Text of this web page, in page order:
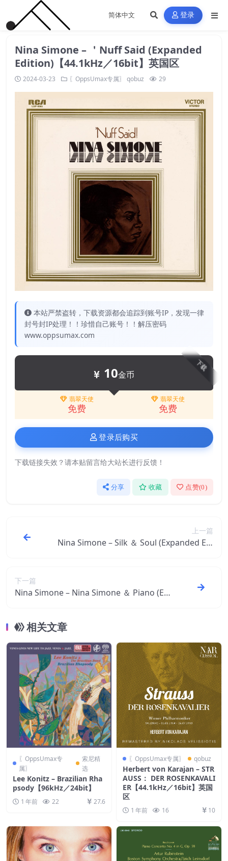
登录
Nina Simone – ＇Nuff Said (Expanded
Edition)【44.1kHz／16bit】英国区
2024-03-23 〖OppsUmax专属〗 qobuz 29
本站严禁盗转，下载资源都会追踪到账号IP，发现一律
封号封IP处理！！珍惜自己账号！！解压密码
www.oppsumax.com
下载
10金币
翡翠天使
免费
翡翠天使
免费
登录后购买
下载链接失效？请本贴留言给大站长进行反馈！
分享 收藏 点赞(0)
上一篇
Nina Simone – Silk ＆ Soul (Expanded Edi
下一篇
Nina Simone – Nina Simone ＆ Piano (Ex
相关文章
〖OppsUmax专
属〗
索尼精
选
Lee Konitz – Brazilian Rha
psody【96kHz／24bit】
1 年前 22 27.6
〖OppsUmax专属〗 qobuz
Herbert von Karajan – STR
AUSS： DER ROSENKAVALI
ER【44.1kHz／16bit】英国
区
1 年前 16 10